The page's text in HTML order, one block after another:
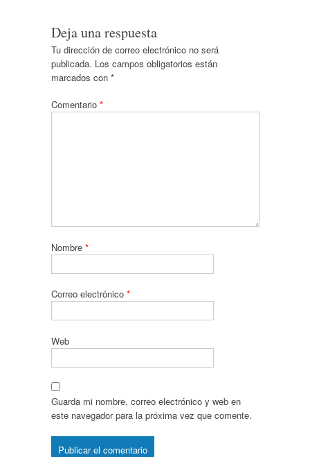
Deja una respuesta
Tu dirección de correo electrónico no será
publicada. Los campos obligatorios están
marcados con *
Comentario *
Nombre *
Correo electrónico *
Web
Guarda mi nombre, correo electrónico y web en
este navegador para la próxima vez que comente.